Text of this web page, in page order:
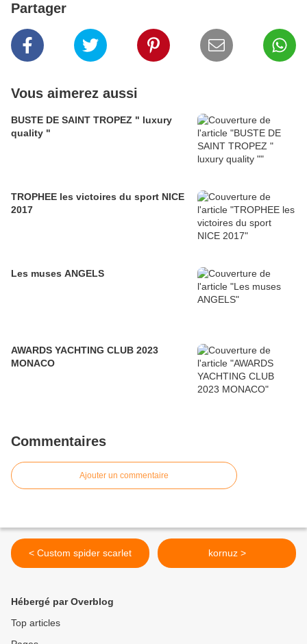
Partager
Vous aimerez aussi
BUSTE DE SAINT TROPEZ " luxury
quality "
TROPHEE les victoires du sport NICE
2017
Les muses ANGELS
AWARDS YACHTING CLUB 2023
MONACO
Commentaires
Ajouter un commentaire
< Custom spider scarlet kornuz >
Hébergé par Overblog
Top articles